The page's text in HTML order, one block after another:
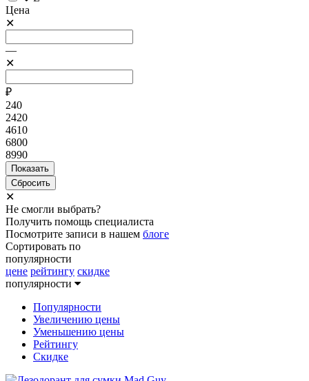
Цена
✕
—
✕
₽
240
2420
4610
6800
8990
✕
Не смогли выбрать?
Получить помощь специалиста
Посмотрите записи в нашем блоге
Сортировать по
популярности
цене рейтингу скидке
популярности
Популярности
Увеличению цены
Уменьшению цены
Рейтингу
Скидке